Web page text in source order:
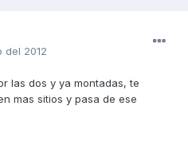
del 2012
las dos y ya montadas, te
mas sitios y pasa de ese